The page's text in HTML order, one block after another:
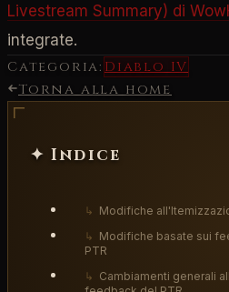
Livestream Summary) di
integrate.
Categoria: Diablo IV
Torna alla home
✦ Indice
↳ Modifiche
↳ Modifiche basate sui
PTR
↳ Cambiamenti generali